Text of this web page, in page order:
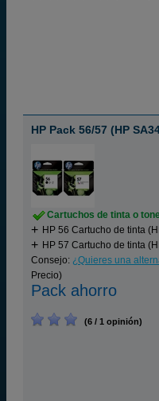
HP Pack 56/57 (HP
Cartuchos de tinta o
HP 56 Cartucho de tinta
HP 57 Cartucho de tinta
Consejo: ¿Quieres una
Precio)
Pack ahorro
(6 / 1 opinión)